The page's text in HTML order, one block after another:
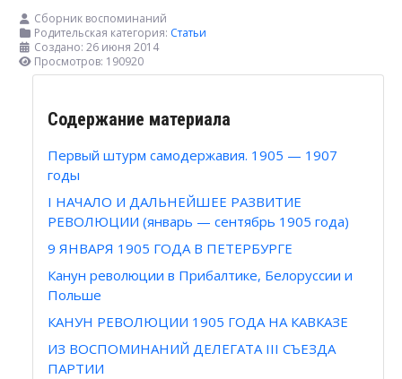
Сборник воспоминаний
Родительская категория: Статьи
Создано: 26 июня 2014
Просмотров: 190920
Содержание материала
Первый штурм самодержавия. 1905 — 1907
годы
I НАЧАЛО И ДАЛЬНЕЙШЕЕ РАЗВИТИЕ
РЕВОЛЮЦИИ (январь — сентябрь 1905 года)
9 ЯНВАРЯ 1905 ГОДА В ПЕТЕРБУРГЕ
Канун революции в Прибалтике, Белоруссии и
Польше
КАНУН РЕВОЛЮЦИИ 1905 ГОДА НА КАВКАЗЕ
ИЗ ВОСПОМИНАНИЙ ДЕЛЕГАТА III СЪЕЗДА
ПАРТИИ